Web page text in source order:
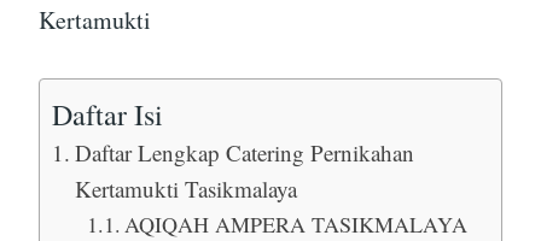
Kertamukti
Daftar Isi
Daftar Lengkap Catering Pernikahan
Kertamukti Tasikmalaya
AQIQAH AMPERA TASIKMALAYA